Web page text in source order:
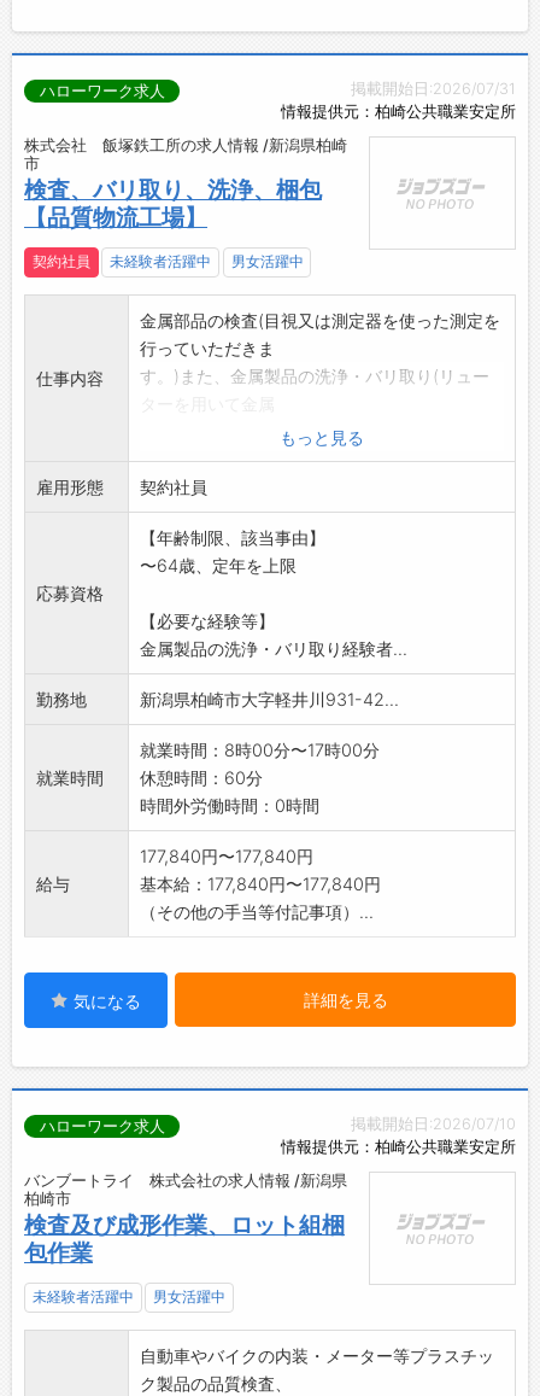
掲載開始日:2026/07/31
情報提供元：柏崎公共職業安定所
ハローワーク求人
株式会社 飯塚鉄工所の求人情報 /新潟県柏崎
市
検査、バリ取り、洗浄、梱包
【品質物流工場】
契約社員 未経験者活躍中 男女活躍中
仕事内容
金属部品の検査(目視又は測定器を使った測定を
行っていただきま
す。)また、金属製品の洗浄・バリ取り(リュー
のバリを除去していたたきます。
※「応募前職場見学をお願いします」(事前連絡
要)
※変更範囲:会社の定めるすべての業務
もっと見る
雇用形態 契約社員
応募資格
【年齢制限、該当事由】
〜64歳、定年を上限
【必要な経験等】
金属製品の洗浄・バリ取り経験者...
勤務地 新潟県柏崎市大字軽井川931-42...
就業時間
就業時間：8時00分〜17時00分
休憩時間：60分
時間外労働時間：0時間
給与
177,840円〜177,840円
基本給：177,840円〜177,840円
（その他の手当等付記事項）...
気になる 詳細を見る
掲載開始日:2026/07/10
情報提供元：柏崎公共職業安定所
ハローワーク求人
バンブートライ 株式会社の求人情報 /新潟県
柏崎市
検査及び成形作業、ロット組梱
包作業
未経験者活躍中 男女活躍中
自動車やバイクの内装・メーター等プラスチッ
ク製品の品質検査、